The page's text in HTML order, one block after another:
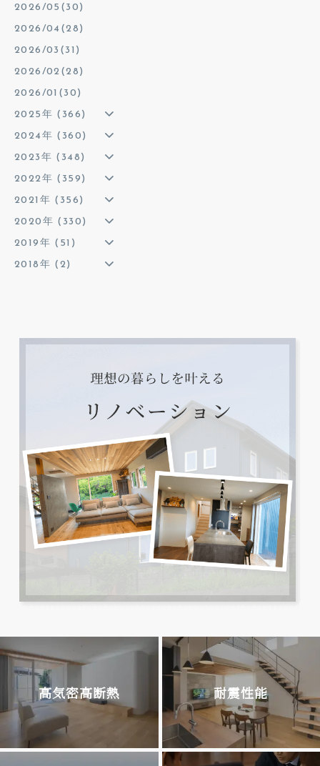
2026/05(30)
2026/04(28)
2026/03(31)
2026/02(28)
2026/01(30)
2025年 (366)
2024年 (360)
2023年 (348)
2022年 (359)
2021年 (356)
2020年 (330)
2019年 (51)
2018年 (2)
高気密高断熱 耐震性能